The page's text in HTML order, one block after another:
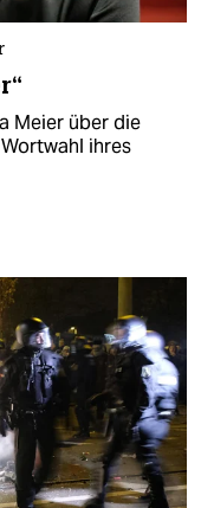
Meier über die
ihres